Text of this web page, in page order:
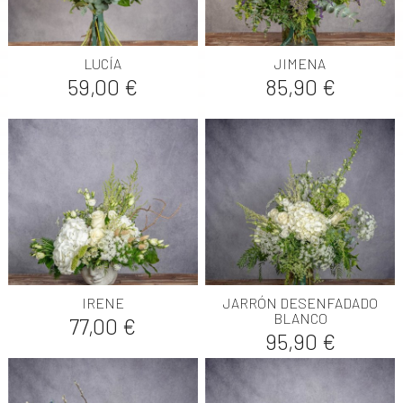
LUCÍA
Precio
59,00 €
JIMENA
Precio
85,90 €
IRENE
Precio
77,00 €
JARRÓN DESENFADADO
BLANCO
Precio
95,90 €